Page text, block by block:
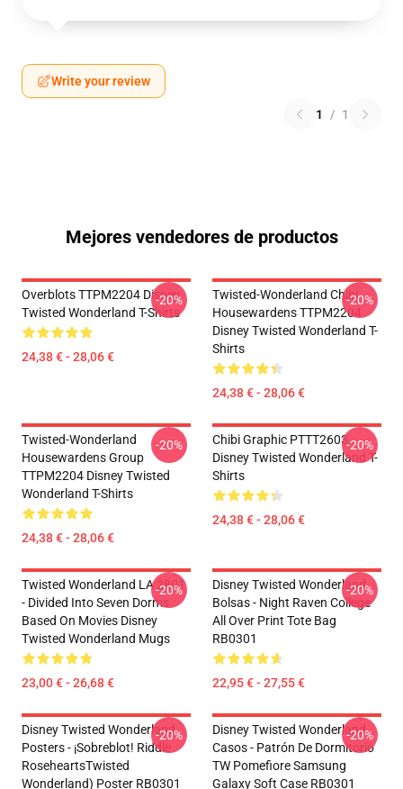
Write your review
1 / 1
Mejores vendedores de productos
Overblots TTPM2204 Disney
Twisted Wonderland T-Shirts
24,38 € - 28,06 €
-20%
Twisted-Wonderland Chibi
Housewardens TTPM2204
Disney Twisted Wonderland T-
Shirts
24,38 € - 28,06 €
-20%
Twisted-Wonderland
Housewardens Group
TTPM2204 Disney Twisted
Wonderland T-Shirts
24,38 € - 28,06 €
-20%
Chibi Graphic PTTT2603
Disney Twisted Wonderland T-
Shirts
24,38 € - 28,06 €
-20%
Twisted Wonderland LA 2801
- Divided Into Seven Dorms
Based On Movies Disney
Twisted Wonderland Mugs
23,00 € - 26,68 €
-20%
Disney Twisted Wonderland
Bolsas - Night Raven College
All Over Print Tote Bag
RB0301
22,95 € - 27,55 €
-20%
Disney Twisted Wonderland
Posters - ¡Sobreblot! Riddle
RoseheartsTwisted
Wonderland) Poster RB0301
-20%
Disney Twisted Wonderland
Casos - Patrón De Dormitorio
TW Pomefiore Samsung
Galaxy Soft Case RB0301
-20%